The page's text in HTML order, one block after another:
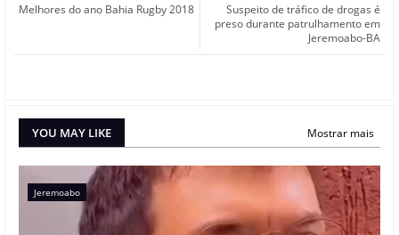
Suspeito de tráfico de drogas é
preso durante patrulhamento em
Jeremoabo-BA
Melhores do ano Bahia Rugby 2018
YOU MAY LIKE Mostrar mais
Jeremoabo